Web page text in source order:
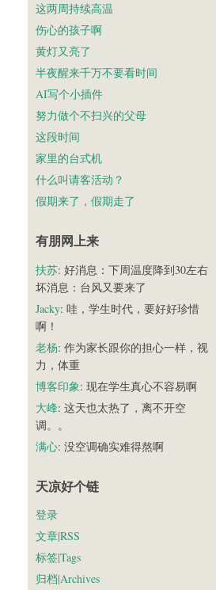
这两周持续高温
伤心的孩子啊
黄灯又亮了
半夜醒来千万不要看时间
AI写个小插件
努力做个不扫兴的父母
这段时间
家里的台式机
什么叫请客活动？
假期来了，假期走了
有朋网上来
扶苏: 好消息：下周温度降到30左右
坏消息：台风又要来了
Jacky: 哇，学生时代，要好好珍惜
啊！
老杨: 作为家长跟你的担心一样，视
力，体重
博客印象: 现在学生真心不容易啊
大峰: 这天也太热了，离不开空
调。。
满心: 没空调确实难得熬啊
天凉好个链
登录
文章|RSS
标签|Tags
归档|Archives